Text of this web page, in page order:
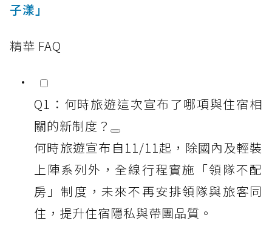
子漾」
精華 FAQ
Q1：何時旅遊這次宣布了哪項與住宿相
關的新制度？
何時旅遊宣布自11/11起，除國內及輕裝
上陣系列外，全線行程實施「領隊不配
房」制度，未來不再安排領隊與旅客同
住，提升住宿隱私與帶團品質。